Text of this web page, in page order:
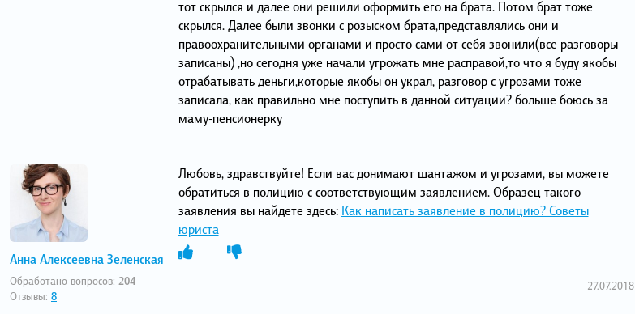
тот скрылся и далее они решили оформить его на брата. Потом брат тоже
скрылся. Далее были звонки с розыском брата,представлялись они и
правоохранительными органами и просто сами от себя звонили(все разговоры
записаны) ,но сегодня уже начали угрожать мне расправой,то что я буду якобы
отрабатывать деньги,которые якобы он украл, разговор с угрозами тоже
записала, как правильно мне поступить в данной ситуации? больше боюсь за
маму-пенсионерку
Анна Алексеевна Зеленская
Обработано вопросов: 204
Отзывы: 8
Любовь, здравствуйте! Если вас донимают шантажом и угрозами, вы можете
обратиться в полицию с соответствующим заявлением. Образец такого
заявления вы найдете здесь: Как написать заявление в полицию? Советы
юриста
27.07.2018